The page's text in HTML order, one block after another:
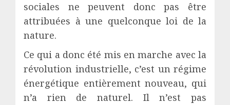
sociales ne peuvent donc pas être
attribuées à une quelconque loi de la
nature.
Ce qui a donc été mis en marche avec la
révolution industrielle, c’est un régime
énergétique entièrement nouveau, qui
n’a rien de naturel. Il n’est pas